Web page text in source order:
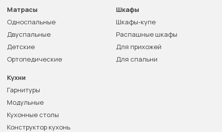
Матрасы
Односпальные
Двуспальные
Детские
Ортопедические
Шкафы
Шкафы-купе
Распашные шкафы
Для прихожей
Для спальни
Кухни
Гарнитуры
Модульные
Кухонные столы
Конструктор кухонь